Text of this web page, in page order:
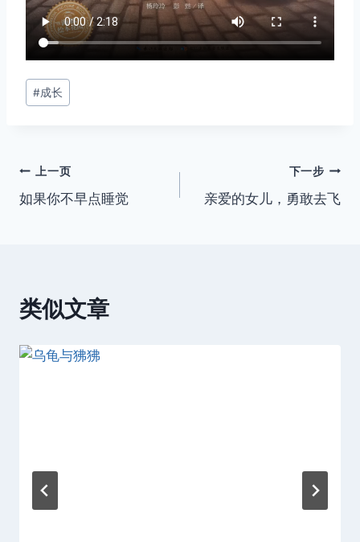
文
章
#成长
文
章
上一页
如果你不早点睡觉
下一步
亲爱的女儿，勇敢去飞
类似文章